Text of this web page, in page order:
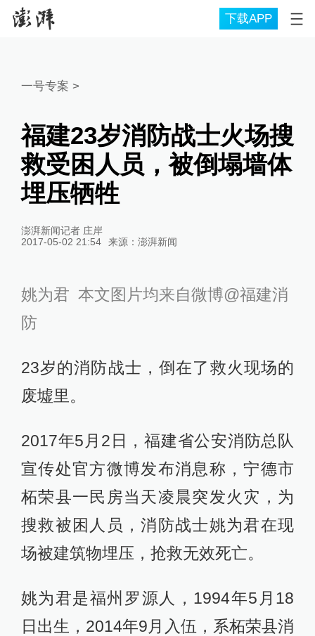
下载APP
一号专案 >
福建23岁消防战士火场搜
救受困人员，被倒塌墙体
埋压牺牲
澎湃新闻记者 庄岸
2017-05-02 21:54
来源： 澎湃新闻
姚为君 本文图片均来自微博@福建消
防
23岁的消防战士，倒在了救火现场的
废墟里。
2017年5月2日，福建省公安消防总队
宣传处官方微博发布消息称，宁德市
柘荣县一民房当天凌晨突发火灾，为
搜救被困人员，消防战士姚为君在现
场被建筑物埋压，抢救无效死亡。
姚为君是福州罗源人，1994年5月18
日出生，2014年9月入伍，系柘荣县消